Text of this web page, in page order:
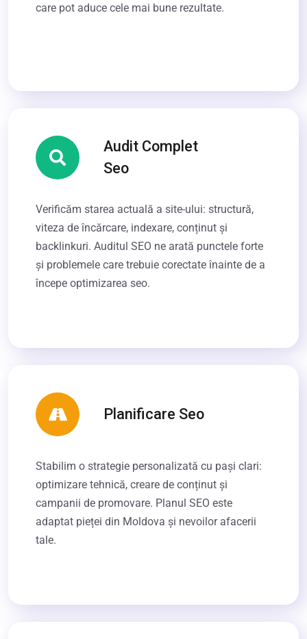
care pot aduce cele mai bune rezultate.
Audit Complet
Seo
Verificăm starea actuală a site-ului: structură,
viteza de încărcare, indexare, conținut și
backlinkuri. Auditul SEO ne arată punctele forte
și problemele care trebuie corectate înainte de a
începe optimizarea seo.
Planificare Seo
Stabilim o strategie personalizată cu pași clari:
optimizare tehnică, creare de conținut și
campanii de promovare. Planul SEO este
adaptat pieței din Moldova și nevoilor afacerii
tale.